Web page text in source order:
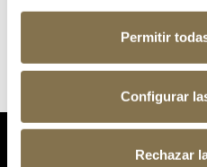
Permitir
Configurar
Rechazar